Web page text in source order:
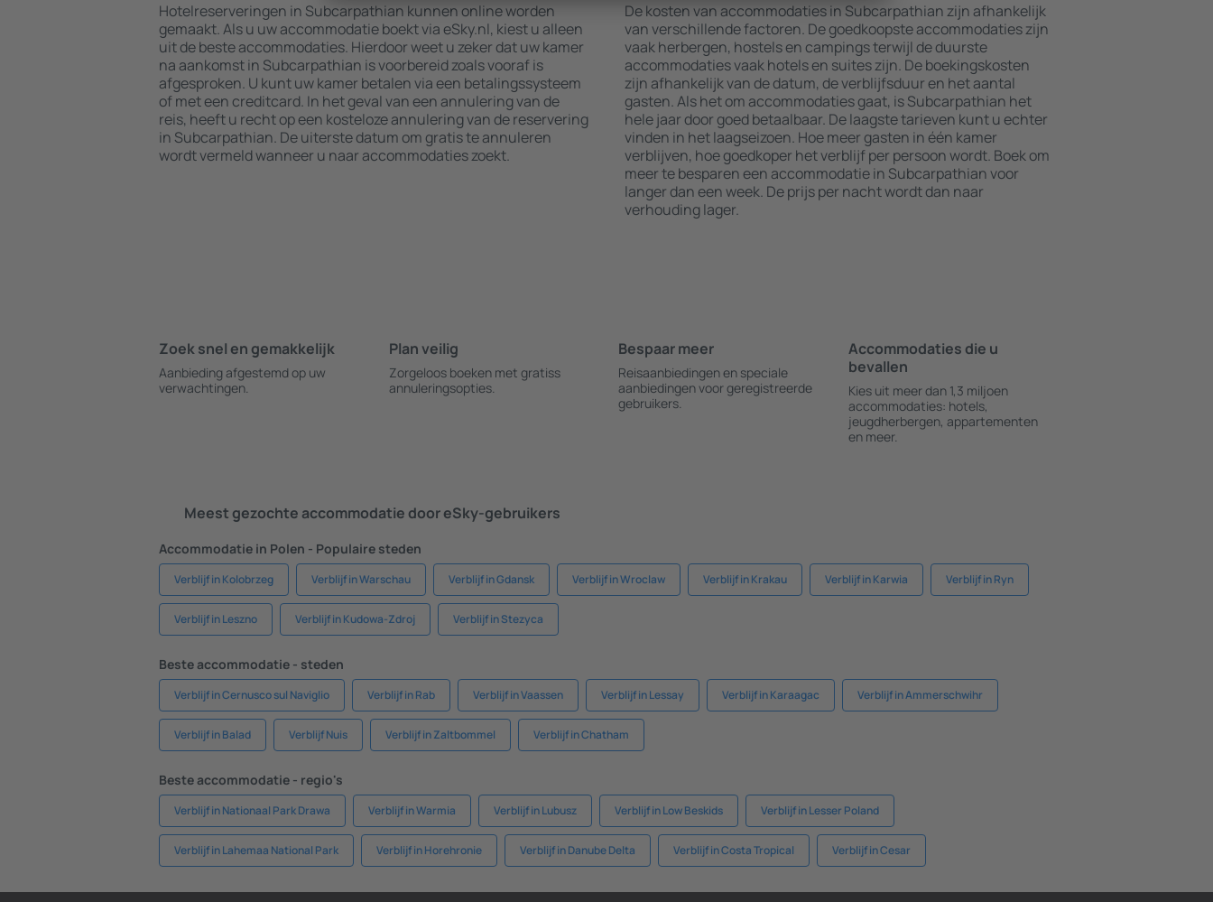
Hotelreserveringen in Subcarpathian kunnen online worden
gemaakt. Als u uw accommodatie boekt via eSky.nl, kiest u alleen
uit de beste accommodaties. Hierdoor weet u zeker dat uw kamer
na aankomst in Subcarpathian is voorbereid zoals vooraf is
afgesproken. U kunt uw kamer betalen via een betalingssysteem
of met een creditcard. In het geval van een annulering van de
reis, heeft u recht op een kosteloze annulering van de reservering
in Subcarpathian. De uiterste datum om gratis te annuleren
wordt vermeld wanneer u naar accommodaties zoekt.
De kosten van accommodaties in Subcarpathian zijn afhankelijk
van verschillende factoren. De goedkoopste accommodaties zijn
vaak herbergen, hostels en campings terwijl de duurste
accommodaties vaak hotels en suites zijn. De boekingskosten
zijn afhankelijk van de datum, de verblijfsduur en het aantal
gasten. Als het om accommodaties gaat, is Subcarpathian het
hele jaar door goed betaalbaar. De laagste tarieven kunt u echter
vinden in het laagseizoen. Hoe meer gasten in één kamer
verblijven, hoe goedkoper het verblijf per persoon wordt. Boek om
meer te besparen een accommodatie in Subcarpathian voor
langer dan een week. De prijs per nacht wordt dan naar
verhouding lager.
Zoek snel en gemakkelijk
Aanbieding afgestemd op uw
verwachtingen.
Plan veilig
Zorgeloos boeken met gratiss
annuleringsopties.
Bespaar meer
Reisaanbiedingen en speciale
aanbiedingen voor geregistreerde
gebruikers.
Accommodaties die u
bevallen
Kies uit meer dan 1,3 miljoen
accommodaties: hotels,
jeugdherbergen, appartementen
en meer.
Meest gezochte accommodatie door eSky-gebruikers
Accommodatie in Polen - Populaire steden
Verblijf in Kolobrzeg Verblijf in Warschau Verblijf in Gdansk Verblijf in Wroclaw Verblijf in Krakau Verblijf in Karwia Verblijf in Ryn
Verblijf in Leszno Verblijf in Kudowa-Zdroj Verblijf in Stezyca
Beste accommodatie - steden
Verblijf in Cernusco sul Naviglio Verblijf in Rab Verblijf in Vaassen Verblijf in Lessay Verblijf in Karaagac Verblijf in Ammerschwihr
Verblijf in Balad Verblijf Nuis Verblijf in Zaltbommel Verblijf in Chatham
Beste accommodatie - regio's
Verblijf in Nationaal Park Drawa Verblijf in Warmia Verblijf in Lubusz Verblijf in Low Beskids Verblijf in Lesser Poland
Verblijf in Lahemaa National Park Verblijf in Horehronie Verblijf in Danube Delta Verblijf in Costa Tropical Verblijf in Cesar